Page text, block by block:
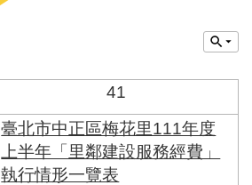
41
臺北市中正區梅花里111年度
上半年「里鄰建設服務經費」
執行情形一覽表